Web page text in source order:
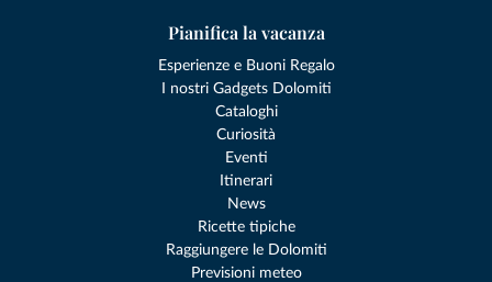
Pianifica la vacanza
Esperienze e Buoni Regalo
I nostri Gadgets Dolomiti
Cataloghi
Curiosità
Eventi
Itinerari
News
Ricette tipiche
Raggiungere le Dolomiti
Previsioni meteo